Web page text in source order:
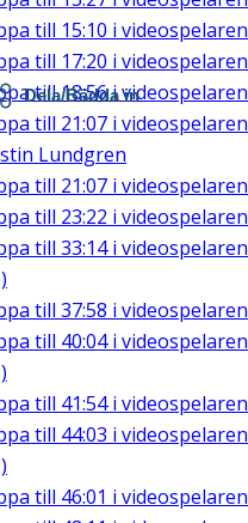
till 15:10 i videospelaren
till 17:20 i videospelaren
till18:56i videospelaren
till 21:07 i videospelaren
Lundgren
till 21:07 i videospelaren
till 23:22 i videospelaren
till 33:14i videospelaren
till 37:58 i videospelaren
till 40:04i videospelaren
till 41:54i videospelaren
till 44:03 i videospelaren
till 46:01 i videospelaren
Dela/Bädda in